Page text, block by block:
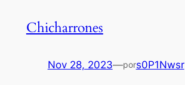
Chicharrones
Nov 28, 2023—pors0P1Nwsr